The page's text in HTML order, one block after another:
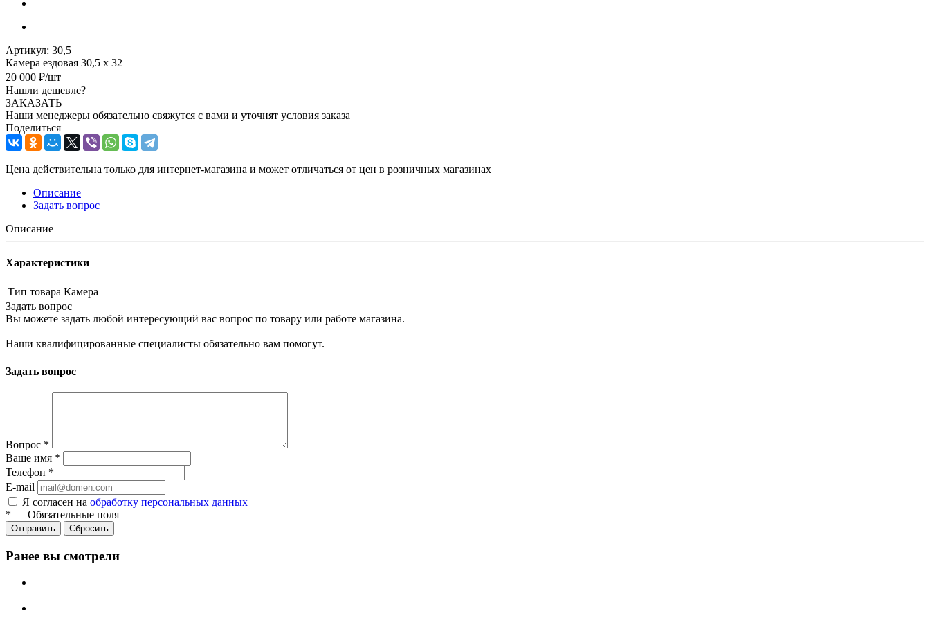
Артикул: 30,5
Камера ездовая 30,5 х 32
20 000 ₽/шт
Нашли дешевле?
ЗАКАЗАТЬ
Наши менеджеры обязательно свяжутся с вами и уточнят условия заказа
Поделиться
Цена действительна только для интернет-магазина и может отличаться от цен в розничных магазинах
Описание
Задать вопрос
Описание
Характеристики
Тип товара Камера
Задать вопрос
Вы можете задать любой интересующий вас вопрос по товару или работе магазина.
Наши квалифицированные специалисты обязательно вам помогут.
Задать вопрос
Вопрос *
Ваше имя *
Телефон *
E-mail
Я согласен на обработку персональных данных
* — Обязательные поля
Сбросить
Ранее вы смотрели